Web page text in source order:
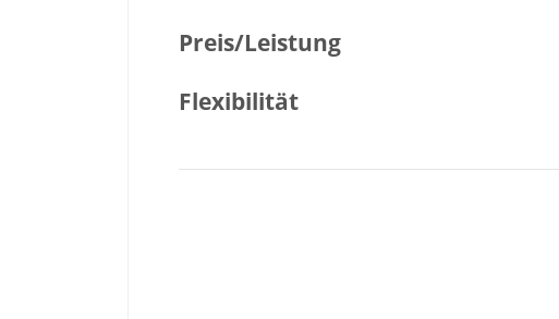
Preis/Leistung
Flexibilität